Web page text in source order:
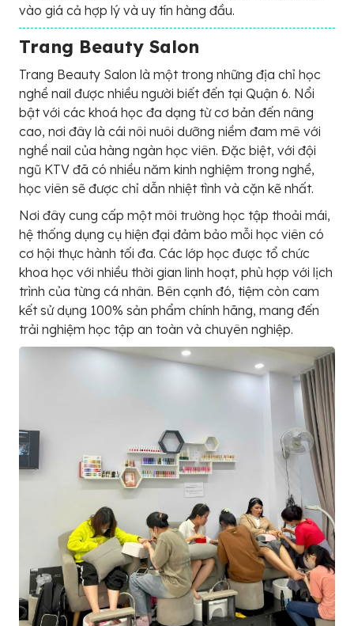
vào giá cả hợp lý và uy tín hàng đầu.
Trang Beauty Salon
Trang Beauty Salon là một trong những địa chỉ học
nghề nail được nhiều người biết đến tại Quận 6. Nổi
bật với các khoá học đa dạng từ cơ bản đến nâng
cao, nơi đây là cái nôi nuôi dưỡng niềm đam mê với
nghề nail của hàng ngàn học viên. Đặc biệt, với đội
ngũ KTV đã có nhiều năm kinh nghiệm trong nghề,
học viên sẽ được chỉ dẫn nhiệt tình và cặn kẽ nhất.
Nơi đây cung cấp một môi trường học tập thoải mái,
hệ thống dụng cụ hiện đại đảm bảo mỗi học viên có
cơ hội thực hành tối đa. Các lớp học được tổ chức
khoa học với nhiều thời gian linh hoạt, phù hợp với lịch
trình của từng cá nhân. Bên cạnh đó, tiệm còn cam
kết sử dụng 100% sản phẩm chính hãng, mang đến
trải nghiệm học tập an toàn và chuyên nghiệp.